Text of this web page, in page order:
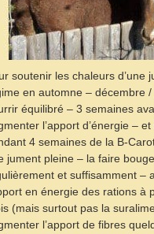
soutenir les chaleurs d’une
en automne – décembre /
équilibré – 3 semaines
l’apport d’énergie –
4 semaines de la B-
jument pleine – la faire
et suffisamment –
en énergie des rations à
(mais surtout pas la
l’apport de fibres